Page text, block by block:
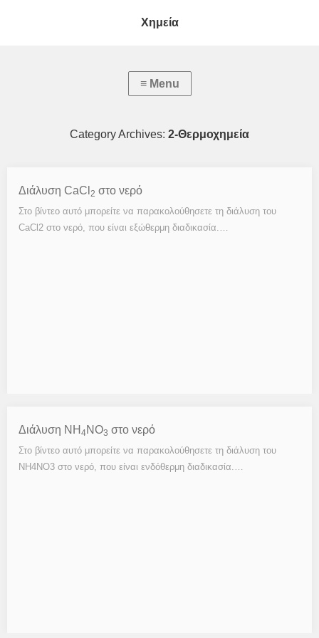
Χημεία
Category Archives: 2-Θερμοχημεία
Διάλυση CaCl 2 στο νερό
Στο βίντεο αυτό μπορείτε να παρακολούθησετε τη διάλυση του
CaCl2 στο νερό, που είναι εξώθερμη διαδικασία.…
Διάλυση NH 4NO3 στο νερό
Στο βίντεο αυτό μπορείτε να παρακολούθησετε τη διάλυση του
NH4NO3 στο νερό, που είναι ενδόθερμη διαδικασία.…